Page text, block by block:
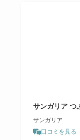
サンガリア つ
サンガリア
口コミを見る